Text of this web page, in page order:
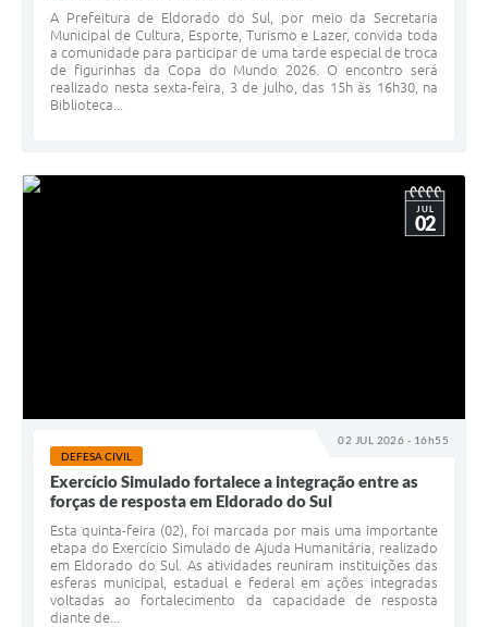
A Prefeitura de Eldorado do Sul, por meio da Secretaria
Municipal de Cultura, Esporte, Turismo e Lazer, convida toda
a comunidade para participar de uma tarde especial de troca
de figurinhas da Copa do Mundo 2026. O encontro será
realizado nesta sexta-feira, 3 de julho, das 15h às 16h30, na
Biblioteca...
02 JUL 2026 - 16h55
JUL
02
DEFESA CIVIL
Exercício Simulado fortalece a integração entre as
forças de resposta em Eldorado do Sul
Esta quinta-feira (02), foi marcada por mais uma importante
etapa do Exercício Simulado de Ajuda Humanitária, realizado
em Eldorado do Sul. As atividades reuniram instituições das
esferas municipal, estadual e federal em ações integradas
voltadas ao fortalecimento da capacidade de resposta
diante de...